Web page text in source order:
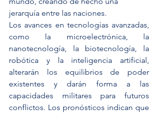
jerarquía entre las naciones.
Los avances en tecnologías avanzadas,
como la microelectrónica, la
nanotecnología, la biotecnología, la
robótica y la inteligencia artificial,
alterarán los equilibrios de poder
existentes y darán forma a las
capacidades militares para futuros
conflictos. Los pronósticos indican que